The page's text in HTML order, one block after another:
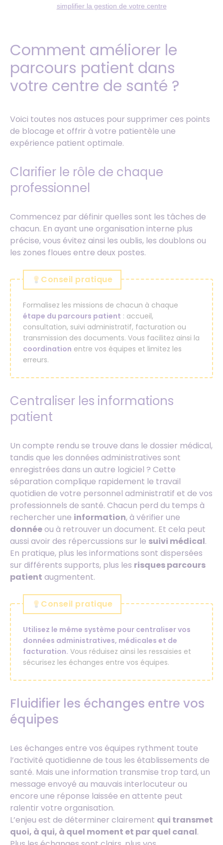
simplifier la gestion de votre centre
Comment améliorer le
parcours patient dans
votre centre de santé ?
Voici toutes nos astuces pour supprimer ces points
de blocage et offrir à votre patientèle une
expérience patient optimale.
Clarifier le rôle de chaque
professionnel
Commencez par définir quelles sont les tâches de
chacun. En ayant une organisation interne plus
précise, vous évitez ainsi les oublis, les doublons ou
les zones floues entre deux postes.
Conseil pratique
Formalisez les missions de chacun à chaque
étape du parcours patient : accueil,
consultation, suivi administratif, facturation ou
transmission des documents. Vous facilitez ainsi la
coordination entre vos équipes et limitez les
erreurs.
Centraliser les informations
patient
Un compte rendu se trouve dans le dossier médical,
tandis que les données administratives sont
enregistrées dans un autre logiciel ? Cette
séparation complique rapidement le travail
quotidien de votre personnel administratif et de vos
professionnels de santé. Chacun perd du temps à
rechercher une information, à vérifier une
donnéeou à retrouver un document. Et cela peut
aussi avoir des répercussions sur le suivi médical.
En pratique, plus les informations sont dispersées
sur différents supports, plus les risques parcours
patient augmentent.
Conseil pratique
Utilisez le même système pour centraliser vos
données administratives, médicales et de
facturation. Vous réduisez ainsi les ressaisies et
sécurisez les échanges entre vos équipes.
Fluidifier les échanges entre vos
équipes
Les échanges entre vos équipes rythment toute
l’activité quotidienne de tous les établissements de
santé. Mais une information transmise trop tard, un
message envoyé au mauvais interlocuteur ou
encore une réponse laissée en attente peut
ralentir votre organisation.
L’enjeu est de déterminer clairement qui transmet
quoi, à qui, à quel moment et par quel canal.